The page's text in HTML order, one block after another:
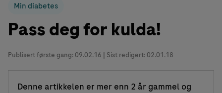
Min diabetes
Pass deg for kulda!
Publisert første gang: 09.02.16 | Sist redigert: 02.01.18
Denne artikkelen er mer enn 2 år gammel og